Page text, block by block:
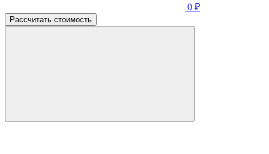
0 ₽
Рассчитать стоимость